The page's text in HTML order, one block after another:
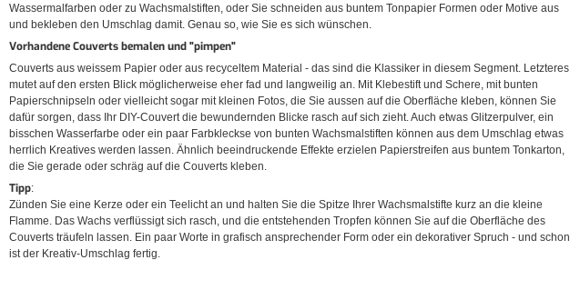
Wassermalfarben oder zu Wachsmalstiften, oder Sie schneiden aus buntem Tonpapier Formen oder Motive aus
und bekleben den Umschlag damit. Genau so, wie Sie es sich wünschen.
Vorhandene Couverts bemalen und "pimpen"
Couverts aus weissem Papier oder aus recyceltem Material - das sind die Klassiker in diesem Segment. Letzteres
mutet auf den ersten Blick möglicherweise eher fad und langweilig an. Mit Klebestift und Schere, mit bunten
Papierschnipseln oder vielleicht sogar mit kleinen Fotos, die Sie aussen auf die Oberfläche kleben, können Sie
dafür sorgen, dass Ihr DIY-Couvert die bewundernden Blicke rasch auf sich zieht. Auch etwas Glitzerpulver, ein
bisschen Wasserfarbe oder ein paar Farbkleckse von bunten Wachsmalstiften können aus dem Umschlag etwas
herrlich Kreatives werden lassen. Ähnlich beeindruckende Effekte erzielen Papierstreifen aus buntem Tonkarton,
die Sie gerade oder schräg auf die Couverts kleben.
Tipp:
Zünden Sie eine Kerze oder ein Teelicht an und halten Sie die Spitze Ihrer Wachsmalstifte kurz an die kleine
Flamme. Das Wachs verflüssigt sich rasch, und die entstehenden Tropfen können Sie auf die Oberfläche des
Couverts träufeln lassen. Ein paar Worte in grafisch ansprechender Form oder ein dekorativer Spruch - und schon
ist der Kreativ-Umschlag fertig.